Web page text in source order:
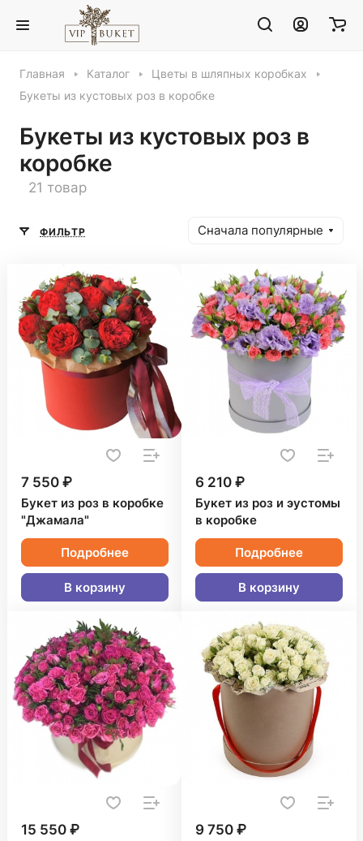
Главная Каталог
Цветы в шляпных коробках
Букеты из кустовых роз в коробке
Букеты из кустовых роз в
коробке
21 товар
ФИЛЬТР Сначала популярные
7 550 ₽
Букет из роз в коробке
"Джамала"
Подробнее
В корзину
6 210 ₽
Букет из роз и эустомы
в коробке
Подробнее
В корзину
15 550 ₽ 9 750 ₽